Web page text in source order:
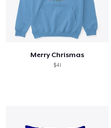
Merry Chrismas
$41